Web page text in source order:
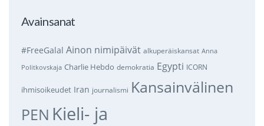
Avainsanat
#FreeGalal Ainon nimipäivät alkuperäiskansat Anna
Politkovskaja Charlie Hebdo demokratia Egypti ICORN
ihmisoikeudet Iran journalismi Kansainvälinen
PEN Kieli- ja